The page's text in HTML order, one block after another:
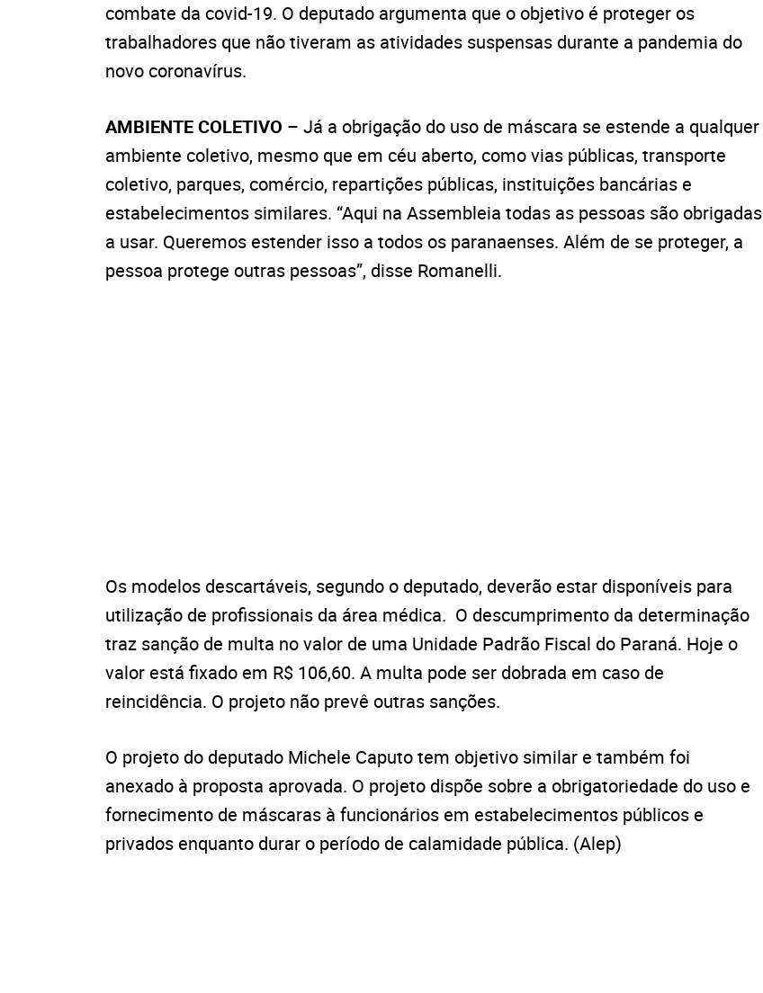
combate da covid-19. O deputado argumenta que o objetivo é proteger os
trabalhadores que não tiveram as atividades suspensas durante a pandemia do
novo coronavírus.
AMBIENTE COLETIVO – Já a obrigação do uso de máscara se estende a qualquer
ambiente coletivo, mesmo que em céu aberto, como vias públicas, transporte
coletivo, parques, comércio, repartições públicas, instituições bancárias e
estabelecimentos similares. “Aqui na Assembleia todas as pessoas são obrigadas
a usar. Queremos estender isso a todos os paranaenses. Além de se proteger, a
pessoa protege outras pessoas”, disse Romanelli.
Os modelos descartáveis, segundo o deputado, deverão estar disponíveis para
utilização de profissionais da área médica. O descumprimento da determinação
traz sanção de multa no valor de uma Unidade Padrão Fiscal do Paraná. Hoje o
valor está fixado em R$ 106,60. A multa pode ser dobrada em caso de
reincidência. O projeto não prevê outras sanções.
O projeto do deputado Michele Caputo tem objetivo similar e também foi
anexado à proposta aprovada. O projeto dispõe sobre a obrigatoriedade do uso e
fornecimento de máscaras à funcionários em estabelecimentos públicos e
privados enquanto durar o período de calamidade pública. (Alep)